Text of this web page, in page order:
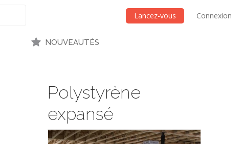
Lancez-vous Connexion
NOUVEAUTÉS
Polystyrène
expansé